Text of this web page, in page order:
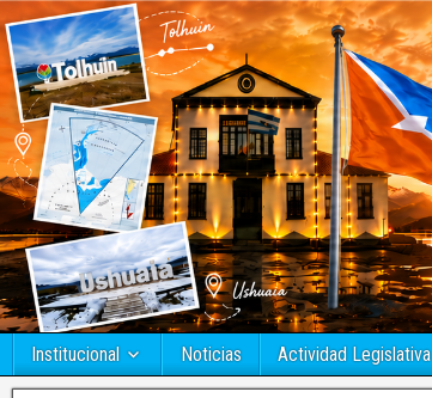
Institucional Noticias Actividad Legislativa